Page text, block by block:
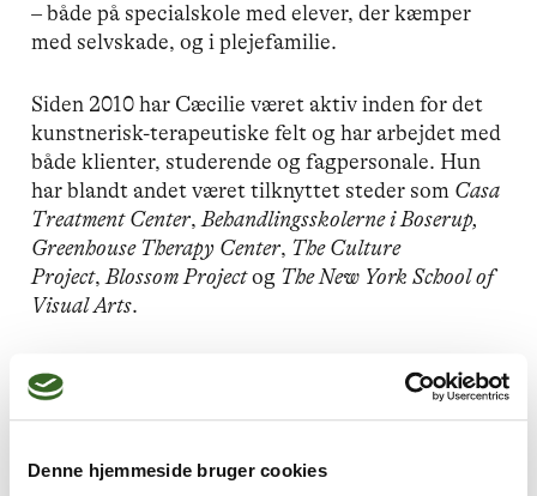
Denne hjemmeside bruger cookies
– både på specialskole med elever, der kæmper
med selvskade, og i plejefamilie.
Siden 2010 har Cæcilie været aktiv inden for det
kunstnerisk-terapeutiske felt og har arbejdet med
både klienter, studerende og fagpersonale. Hun
har blandt andet været tilknyttet steder som Casa
Treatment Center,Behandlingsskolerne i Boserup,
Greenhouse Therapy Center, The Culture
Project,Blossom Projectog The New York School of
Visual Arts.
Cæcilie Liv Carlsen er desuden medlem af
Screen
Actors Guild